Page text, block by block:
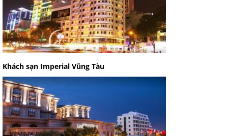
Khách sạn Imperial Vũng Tàu